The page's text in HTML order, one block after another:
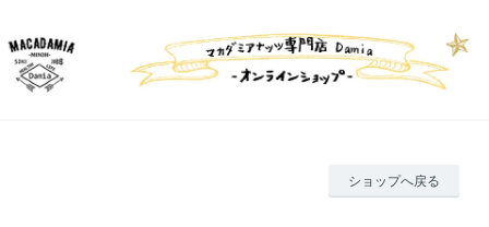
ショップへ戻る